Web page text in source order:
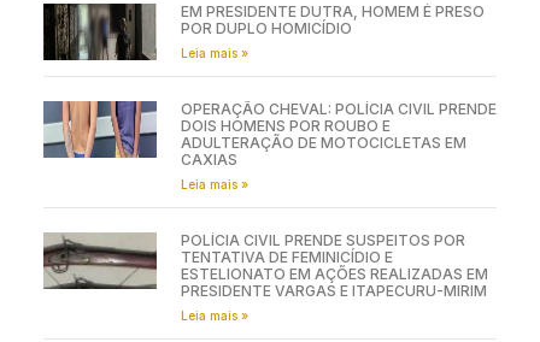
EM PRESIDENTE DUTRA, HOMEM É PRESO
POR DUPLO HOMICÍDIO
Leia mais »
OPERAÇÃO CHEVAL: POLÍCIA CIVIL PRENDE
DOIS HOMENS POR ROUBO E
ADULTERAÇÃO DE MOTOCICLETAS EM
CAXIAS
Leia mais »
POLÍCIA CIVIL PRENDE SUSPEITOS POR
TENTATIVA DE FEMINICÍDIO E
ESTELIONATO EM AÇÕES REALIZADAS EM
PRESIDENTE VARGAS E ITAPECURU-MIRIM
Leia mais »